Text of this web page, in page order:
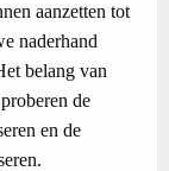
aanzetten tot
naderhand
belang van
de
en de